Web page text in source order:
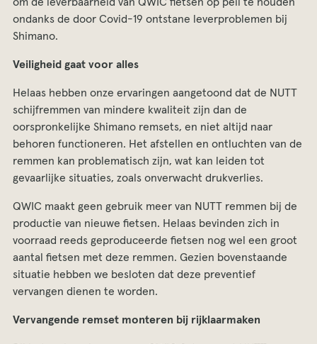
om de leverbaarheid van QWIC fietsen op peil te houden
ondanks de door Covid-19 ontstane leverproblemen bij
Shimano.
Veiligheid gaat voor alles
Helaas hebben onze ervaringen aangetoond dat de NUTT
schijfremmen van mindere kwaliteit zijn dan de
oorspronkelijke Shimano remsets, en niet altijd naar
behoren functioneren. Het afstellen en ontluchten van de
remmen kan problematisch zijn, wat kan leiden tot
gevaarlijke situaties, zoals onverwacht drukverlies.
QWIC maakt geen gebruik meer van NUTT remmen bij de
productie van nieuwe fietsen. Helaas bevinden zich in
voorraad reeds geproduceerde fietsen nog wel een groot
aantal fietsen met deze remmen. Gezien bovenstaande
situatie hebben we besloten dat deze preventief
vervangen dienen te worden.
Vervangende remset monteren bij rijklaarmaken